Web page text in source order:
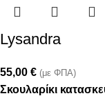
Lysandra
55,00 € (με ΦΠΑ)
Σκουλαρίκι